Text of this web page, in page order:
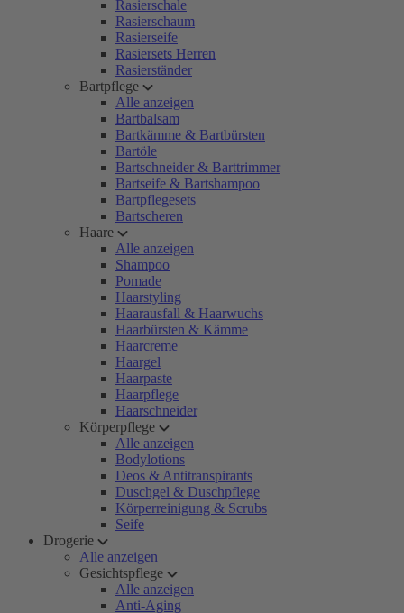
Rasierschale
Rasierschaum
Rasierseife
Rasiersets Herren
Rasierständer
Bartpflege
Alle anzeigen
Bartbalsam
Bartkämme & Bartbürsten
Bartöle
Bartschneider & Barttrimmer
Bartseife & Bartshampoo
Bartpflegesets
Bartscheren
Haare
Alle anzeigen
Shampoo
Pomade
Haarstyling
Haarausfall & Haarwuchs
Haarbürsten & Kämme
Haarcreme
Haargel
Haarpaste
Haarpflege
Haarschneider
Körperpflege
Alle anzeigen
Bodylotions
Deos & Antitranspirants
Duschgel & Duschpflege
Körperreinigung & Scrubs
Seife
Drogerie
Alle anzeigen
Gesichtspflege
Alle anzeigen
Anti-Aging